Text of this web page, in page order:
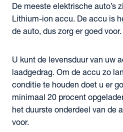
De meeste elektrische auto’s
Lithium-ion accu. De accu is
de auto, dus zorg er goed voor.
U kunt de levensduur van uw
laadgedrag. Om de accu zo
conditie te houden doet u er
minimaal 20 procent
het duurste onderdeel van de
voor.